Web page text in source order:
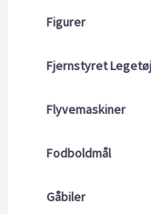
Figurer
Fjernstyret Legetøj
Flyvemaskiner
Fodboldmål
Gåbiler